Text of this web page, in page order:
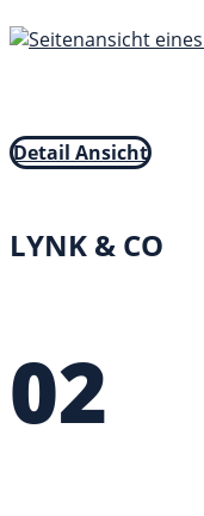
Detail Ansicht
LYNK & CO
02